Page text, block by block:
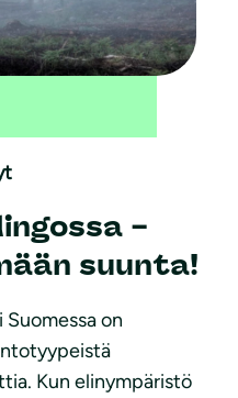
–
suunta!
on
Kun elinympäristö